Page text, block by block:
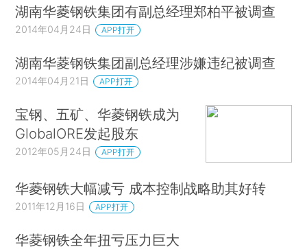
湖南华菱钢铁集团有副总经理郑柏平被调查
2014年04月24日 APP打开
湖南华菱钢铁集团副总经理涉嫌违纪被调查
2014年04月21日 APP打开
宝钢、五矿、华菱钢铁成为
GlobalORE发起股东
2012年05月24日 APP打开
华菱钢铁大幅减亏 成本控制战略助其好转
2011年12月16日 APP打开
华菱钢铁全年扭亏压力巨大